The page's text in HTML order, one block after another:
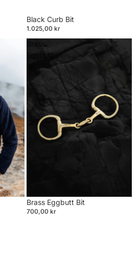
Black Curb Bit
1.025,00 kr
Brass
Eggbutt
Brass Eggbutt Bit
700,00 kr